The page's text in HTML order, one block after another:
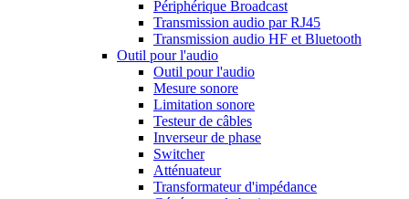
Périphérique Broadcast
Transmission audio par RJ45
Transmission audio HF et Bluetooth
Outil pour l'audio
Outil pour l'audio
Mesure sonore
Limitation sonore
Testeur de câbles
Inverseur de phase
Switcher
Atténuateur
Transformateur d'impédance